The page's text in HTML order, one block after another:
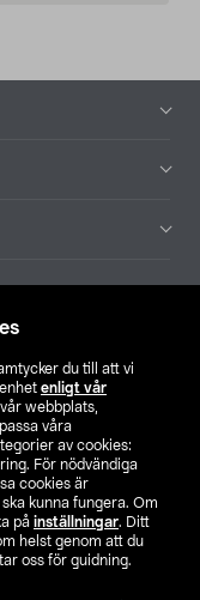
du till att vi
enligt vår
webbplats,
våra
av cookies:
För nödvändiga
cookies är
kunna fungera. Om
på inställningar. Ditt
helst genom att du
oss för guidning.